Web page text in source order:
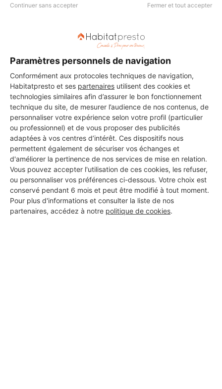
Continuer sans accepter Fermer et tout accepter
Paramètres personnels de navigation
Conformément aux protocoles techniques de navigation,
Habitatpresto et ses partenaires utilisent des cookies et
technologies similaires afin d’assurer le bon fonctionnement
technique du site, de mesurer l’audience de nos contenus, de
personnaliser votre expérience selon votre profil (particulier
ou professionnel) et de vous proposer des publicités
adaptées à vos centres d’intérêt. Ces dispositifs nous
permettent également de sécuriser vos échanges et
d'améliorer la pertinence de nos services de mise en relation.
Vous pouvez accepter l'utilisation de ces cookies, les refuser,
ou personnaliser vos préférences ci-dessous. Votre choix est
conservé pendant 6 mois et peut être modifié à tout moment.
Pour plus d'informations et consulter la liste de nos
partenaires, accédez à notre politique de cookies.
PAS LE TEMPS DE
choisir ? Demandez des devis travauxauprès de notre réseau de 5 000
DEMANDER UN DEVIS